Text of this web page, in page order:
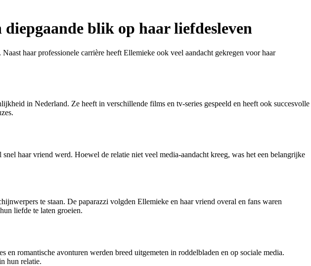
blik op haar liefdesleven
haar professionele carrière heeft Ellemieke ook veel aandacht gekregen voor haar
in Nederland. Ze heeft in verschillende films en tv-series gespeeld en heeft ook succesvolle
haar vriend werd. Hoewel de relatie niet veel media-aandacht kreeg, was het een belangrijke
te staan. De paparazzi volgden Ellemieke en haar vriend overal en fans waren
liefde te laten groeien.
romantische avonturen werden breed uitgemeten in roddelbladen en op sociale media.
hun relatie.